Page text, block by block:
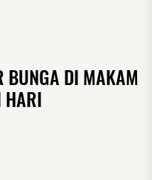
BUNGA DI MAKAM
HARI